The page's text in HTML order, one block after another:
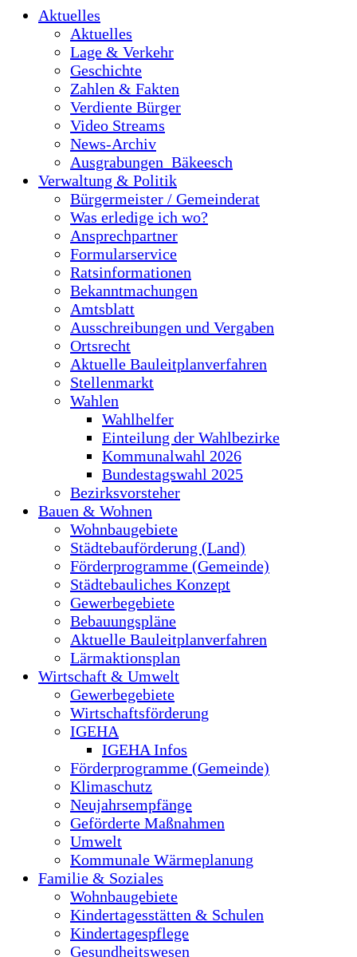
Aktuelles
Aktuelles
Lage & Verkehr
Geschichte
Zahlen & Fakten
Verdiente Bürger
Video Streams
News-Archiv
Ausgrabungen_Bäkeesch
Verwaltung & Politik
Bürgermeister / Gemeinderat
Was erledige ich wo?
Ansprechpartner
Formularservice
Ratsinformationen
Bekanntmachungen
Amtsblatt
Ausschreibungen und Vergaben
Ortsrecht
Aktuelle Bauleitplanverfahren
Stellenmarkt
Wahlen
Wahlhelfer
Einteilung der Wahlbezirke
Kommunalwahl 2026
Bundestagswahl 2025
Bezirksvorsteher
Bauen & Wohnen
Wohnbaugebiete
Städtebauförderung (Land)
Förderprogramme (Gemeinde)
Städtebauliches Konzept
Gewerbegebiete
Bebauungspläne
Aktuelle Bauleitplanverfahren
Lärmaktionsplan
Wirtschaft & Umwelt
Gewerbegebiete
Wirtschaftsförderung
IGEHA
IGEHA Infos
Förderprogramme (Gemeinde)
Klimaschutz
Neujahrsempfänge
Geförderte Maßnahmen
Umwelt
Kommunale Wärmeplanung
Familie & Soziales
Wohnbaugebiete
Kindertagesstätten & Schulen
Kindertagespflege
Gesundheitswesen